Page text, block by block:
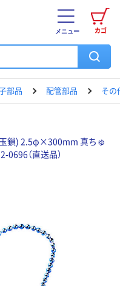
カゴ
メニュー
部品 配管部品 その
鎖) 2.5φ×300mm 真ちゅ
（直送品）